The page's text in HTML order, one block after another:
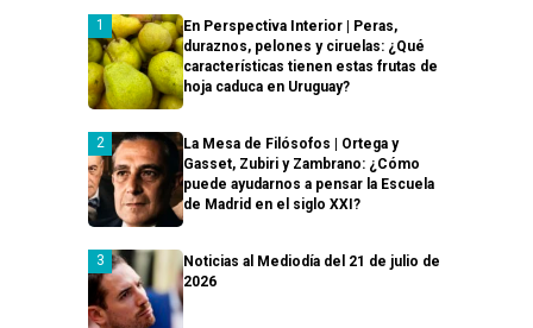
En Perspectiva Interior | Peras,
duraznos, pelones y ciruelas: ¿Qué
características tienen estas frutas de
hoja caduca en Uruguay?
La Mesa de Filósofos | Ortega y
Gasset, Zubiri y Zambrano: ¿Cómo
puede ayudarnos a pensar la Escuela
de Madrid en el siglo XXI?
Noticias al Mediodía del 21 de julio de
2026